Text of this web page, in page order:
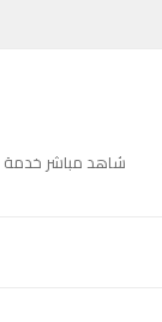
شاهد مباشر خدمة